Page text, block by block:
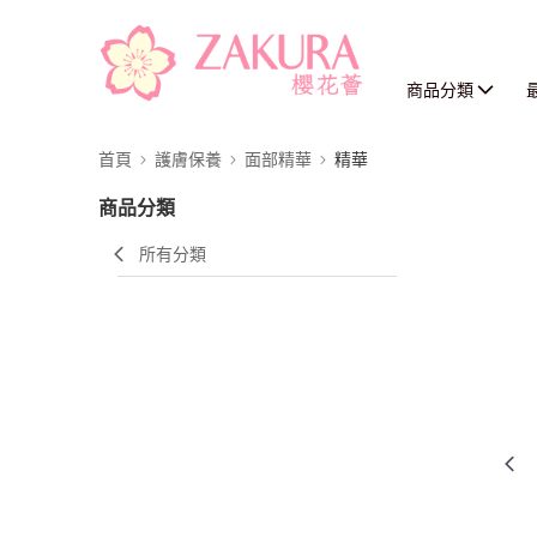
商品分類
首頁 護膚保養 面部精華 精華
商品分類
所有分類